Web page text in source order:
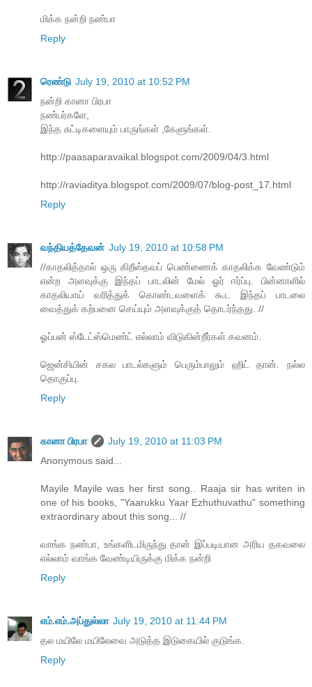
மிக்க நன்றி நண்பா
Reply
ரெண்டு July 19, 2010 at 10:52 PM
நன்றி கானா பிரபா
நண்பர்களே,
இந்த சுட்டிகளையும் பாருங்கள் ,கேளுங்கள்.
http://paasaparavaikal.blogspot.com/2009/04/3.html
http://raviaditya.blogspot.com/2009/07/blog-post_17.html
Reply
வந்தியத்தேவன் July 19, 2010 at 10:58 PM
//காதலித்தால் ஒரு கிறீஸ்தவப் பெண்ணைக் காதலிக்க வேண்டும்
என்ற அளவுக்கு இந்தப் பாடலின் மேல் ஓர் ஈர்ப்பு. பின்னாளில்
காதலியாய் வரித்துக் கொண்டவளைக் கூட இந்தப் பாடலை
வைத்துக் கற்பனை செய்யும் அளவுக்குத் தொடர்ந்தது. //
ஓப்பன் ஸ்டேட்ஸ்மெண்ட் எல்லாம் விடுகின்றீர்கள் கவனம்.
ஜென்சியின் சகல பாடல்களும் பெரும்பாலும் ஹிட் தான். நல்ல
தொகுப்பு.
Reply
கானா பிரபா
July 19, 2010 at 11:03 PM
Anonymous said...
Mayile Mayile was her first song.. Raaja sir has writen in
one of his books, "Yaarukku Yaar Ezhuthuvathu" something
extraordinary about this song... //
வாங்க நண்பா, உங்களிடமிருந்து தான் இப்படியான அரிய தகவலை
எல்லாம் வாங்க வேண்டியிருக்கு மிக்க நன்றி
Reply
எம்.எம்.அப்துல்லா July 19, 2010 at 11:44 PM
தல மயிலே மயிலேவை அடுத்த இடுகையில் குடுங்க.
Reply